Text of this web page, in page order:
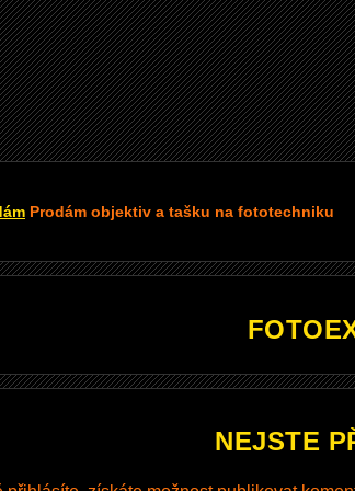
Prodám objektiv a tašku na fototechniku
NEJSTE